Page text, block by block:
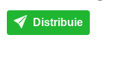
Distribuie